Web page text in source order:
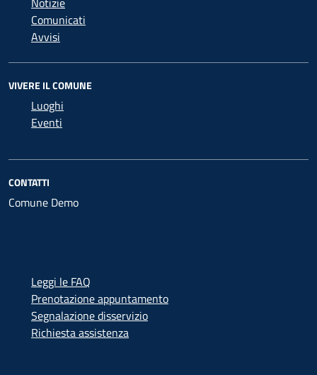
Comunicati
Avvisi
VIVERE IL COMUNE
Luoghi
Eventi
CONTATTI
Comune Demo
Leggi le FAQ
Prenotazione appuntamento
Segnalazione disservizio
Richiesta assistenza